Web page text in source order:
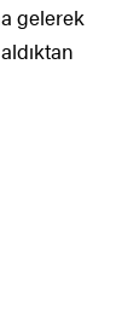
gelerek